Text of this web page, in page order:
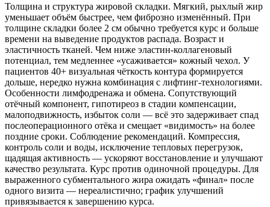
Толщина и структура жировой складки. Мягкий, рыхлый жир
уменьшает объём быстрее, чем фиброзно изменённый. При
толщине складки более 2 см обычно требуется курс и больше
времени на выведение продуктов распада. Возраст и
эластичность тканей. Чем ниже эластин‑коллагеновый
потенциал, тем медленнее «усаживается» кожный чехол. У
пациентов 40+ визуальная чёткость контура формируется
дольше, нередко нужна комбинация с лифтинг‑технологиями.
Особенности лимфодренажа и обмена. Сопутствующий
отёчный компонент, гипотиреоз в стадии компенсации,
малоподвижность, избыток соли — всё это задерживает спад
послеоперационного отёка и смещает «видимость» на более
поздние сроки. Соблюдение рекомендаций. Компрессия,
контроль соли и воды, исключение тепловых перегрузок,
щадящая активность — ускоряют восстановление и улучшают
качество результата. Курс против одиночной процедуры. Для
выраженного субментального жира ожидать «финал» после
одного визита — нереалистично; график улучшений
привязывается к завершению курса.